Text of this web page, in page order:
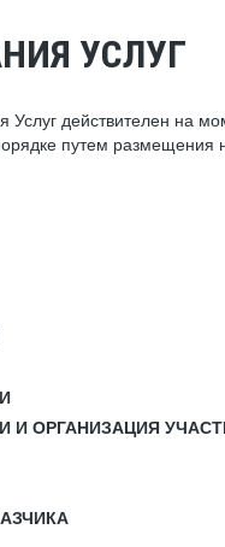
УСЛУГ
Услуг действителен на
путем размещения
И ОРГАНИЗАЦИЯ